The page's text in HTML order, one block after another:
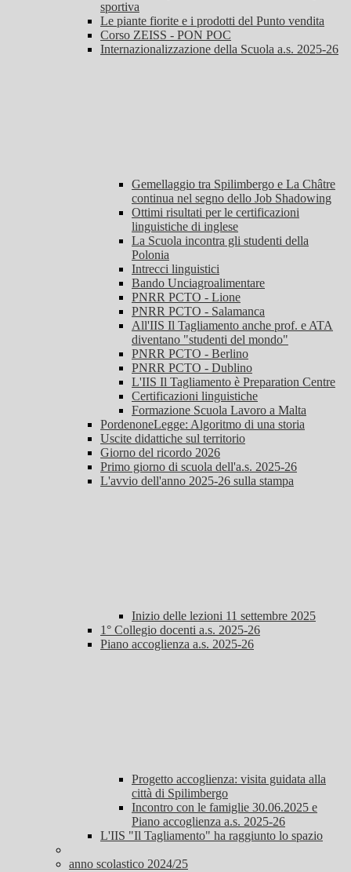
sportiva
Le piante fiorite e i prodotti del Punto vendita
Corso ZEISS - PON POC
Internazionalizzazione della Scuola a.s. 2025-26
Gemellaggio tra Spilimbergo e La Châtre
continua nel segno dello Job Shadowing
Ottimi risultati per le certificazioni
linguistiche di inglese
La Scuola incontra gli studenti della
Polonia
Intrecci linguistici
Bando Unciagroalimentare
PNRR PCTO - Lione
PNRR PCTO - Salamanca
All'IIS Il Tagliamento anche prof. e ATA
diventano "studenti del mondo"
PNRR PCTO - Berlino
PNRR PCTO - Dublino
L'IIS Il Tagliamento è Preparation Centre
Certificazioni linguistiche
Formazione Scuola Lavoro a Malta
PordenoneLegge: Algoritmo di una storia
Uscite didattiche sul territorio
Giorno del ricordo 2026
Primo giorno di scuola dell'a.s. 2025-26
L'avvio dell'anno 2025-26 sulla stampa
Inizio delle lezioni 11 settembre 2025
1° Collegio docenti a.s. 2025-26
Piano accoglienza a.s. 2025-26
Progetto accoglienza: visita guidata alla
città di Spilimbergo
Incontro con le famiglie 30.06.2025 e
Piano accoglienza a.s. 2025-26
L'IIS "Il Tagliamento" ha raggiunto lo spazio
anno scolastico 2024/25